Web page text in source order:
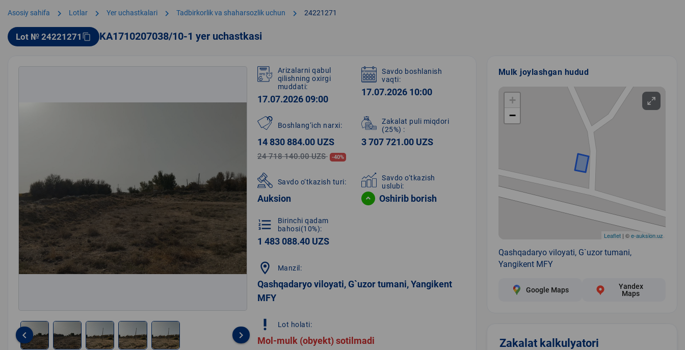
Asosiy sahifa chevron_right Lotlar chevron_right Yer uchastkalari chevron_right Tadbirkorlik va shaharsozlik uchun chevron_right 24221271
Lot № 24221271 content_copy KA1710207038/10-1 yer uchastkasi
keyboard_arrow_left keyboard_arrow_right
Arizalarni qabul
qilishning oxirgi
muddati:
17.07.2026 09:00
Savdo boshlanish
vaqti:
17.07.2026 10:00
Boshlang‘ich narxi:
14 830 884.00 UZS
24 718 140.00 UZS -40%
Zakalat puli miqdori
(25%) :
3 707 721.00 UZS
Savdo o‘tkazish turi:
Auksion
Savdo o‘tkazish
uslubi:
Oshirib borish
format_list_numbered
Birinchi qadam
bahosi(10%):
1 483 088.40 UZS
location_on Manzil:
Qashqadaryo viloyati, G`uzor tumani, Yangikent
MFY
priority_high Lot holati:
Mol-mulk (obyekt) sotilmadi
Mulk joylashgan hudud
+
−
Leaflet| ©e-auksion.uz
Qashqadaryo viloyati, G`uzor tumani,
Yangikent MFY
Google Maps
Yandex
Maps
Zakalat kalkulyatori